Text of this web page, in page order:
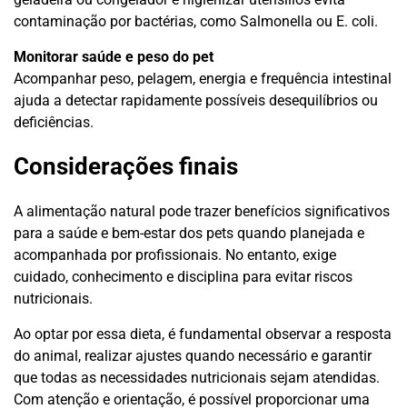
contaminação por bactérias, como Salmonella ou E. coli.
Monitorar saúde e peso do pet
Acompanhar peso, pelagem, energia e frequência intestinal
ajuda a detectar rapidamente possíveis desequilíbrios ou
deficiências.
Considerações finais
A alimentação natural pode trazer benefícios significativos
para a saúde e bem-estar dos pets quando planejada e
acompanhada por profissionais. No entanto, exige
cuidado, conhecimento e disciplina para evitar riscos
nutricionais.
Ao optar por essa dieta, é fundamental observar a resposta
do animal, realizar ajustes quando necessário e garantir
que todas as necessidades nutricionais sejam atendidas.
Com atenção e orientação, é possível proporcionar uma